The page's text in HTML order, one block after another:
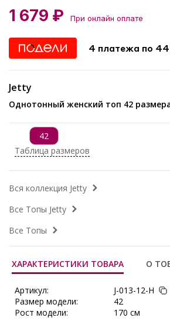
1 679 ₽ При онлайн оплате
4 платежа по
Jetty
Однотонный женский топ 42
42
Таблица размеров
Вся коллекция Jetty
Все Топы Jetty
Все Топы
ХАРАКТЕРИСТИКИ ТОВАРА О
Артикул:
J-013-12-Н
Размер модели:
42
Рост модели:
170 см